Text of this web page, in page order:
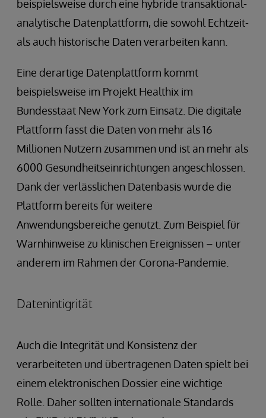
beispielsweise durch eine hybride transaktional-
analytische Datenplattform, die sowohl Echtzeit-
als auch historische Daten verarbeiten kann.
Eine derartige Datenplattform kommt
beispielsweise im Projekt Healthix im
Bundesstaat New York zum Einsatz. Die digitale
Plattform fasst die Daten von mehr als 16
Millionen Nutzern zusammen und ist an mehr als
6000 Gesundheitseinrichtungen angeschlossen.
Dank der verlässlichen Datenbasis wurde die
Plattform bereits für weitere
Anwendungsbereiche genutzt. Zum Beispiel für
Warnhinweise zu klinischen Ereignissen – unter
anderem im Rahmen der Corona-Pandemie.
Datenintigrität
Auch die Integrität und Konsistenz der
verarbeiteten und übertragenen Daten spielt bei
einem elektronischen Dossier eine wichtige
Rolle. Daher sollten internationale Standards